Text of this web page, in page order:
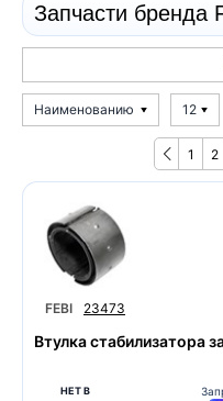
Запчасти бренда
Наименованию 12
1 2
FEBI 23473
Втулка стабилизатора
НЕТ В